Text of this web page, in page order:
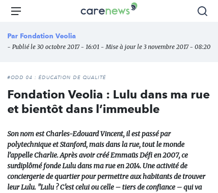
Aller
principal
Carenews,
des
l'engagement
Menu
Par Fondation Veolia
- Publié le 30 octobre 2017 - 16:01 - Mise à jour le 3 novembre 2017 - 08:20
#ODD 04 : ÉDUCATION DE QUALITÉ
Fondation Veolia : Lulu dans ma rue
et bientôt dans l’immeuble
​Son nom est Charles-Edouard Vincent, il est passé par
polytechnique et Stanford, mais dans la rue, tout le monde
l’appelle Charlie. Après avoir créé Emmaüs Défi en 2007, ce
surdiplômé fonde Lulu dans ma rue en 2014. Une activité de
conciergerie de quartier pour permettre aux habitants de trouver
leur Lulu. "Lulu ? C'est celui ou celle – tiers de confiance – qui va